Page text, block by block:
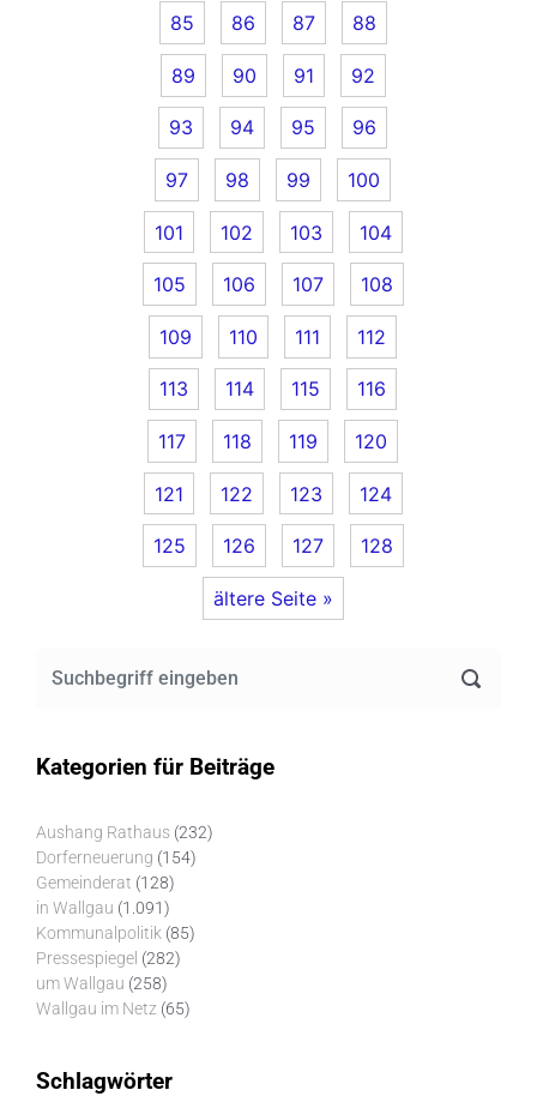
85 86 87 88
89 90 91 92
93 94 95 96
97 98 99 100
101 102 103 104
105 106 107 108
109 110 111 112
113 114 115 116
117 118 119 120
121 122 123 124
125 126 127 128
ältere Seite »
Kategorien für Beiträge
Aushang Rathaus (232)
Dorferneuerung (154)
Gemeinderat (128)
in Wallgau (1.091)
Kommunalpolitik (85)
Pressespiegel (282)
um Wallgau (258)
Wallgau im Netz (65)
Schlagwörter